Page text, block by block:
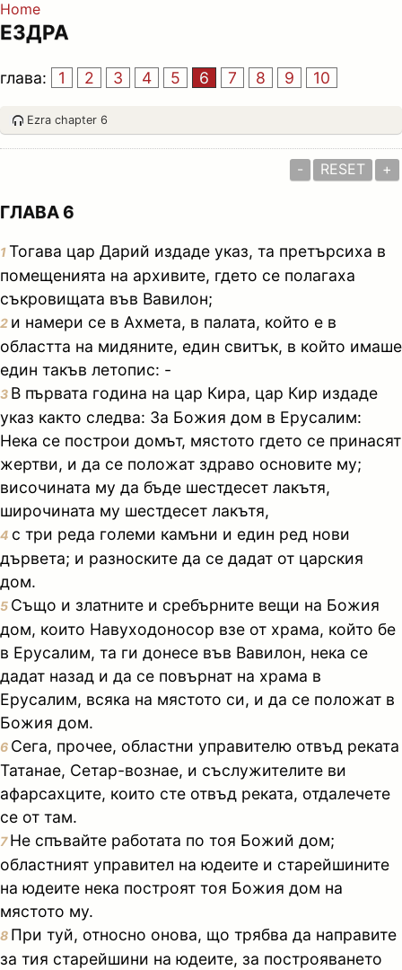
Home
ЕЗДРА
глава: 1 2 3 4 5 6 7 8 9 10
Ezra chapter 6
- RESET +
ГЛАВА 6
1Тогава цар Дарий издаде указ, та претърсиха в
помещенията на архивите, гдето се полагаха
съкровищата във Вавилон;
2 и намери се в Ахмета, в палата, който е в
областта на мидяните, един свитък, в който имаше
един такъв летопис: -
3 В първата година на цар Кира, цар Кир издаде
указ както следва: За Божия дом в Ерусалим:
Нека се построи домът, мястото гдето се принасят
жертви, и да се положат здраво основите му;
височината му да бъде шестдесет лакътя,
широчината му шестдесет лакътя,
4 с три реда големи камъни и един ред нови
дървета; и разноските да се дадат от царския
дом.
5 Също и златните и сребърните вещи на Божия
дом, които Навуходоносор взе от храма, който бе
в Ерусалим, та ги донесе във Вавилон, нека се
дадат назад и да се повърнат на храма в
Ерусалим, всяка на мястото си, и да се положат в
Божия дом.
6 Сега, прочее, областни управителю отвъд реката
Татанае, Сетар-вознае, и съслужителите ви
афарсахците, които сте отвъд реката, отдалечете
се от там.
7Не спъвайте работата по тоя Божий дом;
областният управител на юдеите и старейшините
на юдеите нека построят тоя Божия дом на
мястото му.
8 При туй, относно онова, що трябва да направите
за тия старейшини на юдеите, за построяването